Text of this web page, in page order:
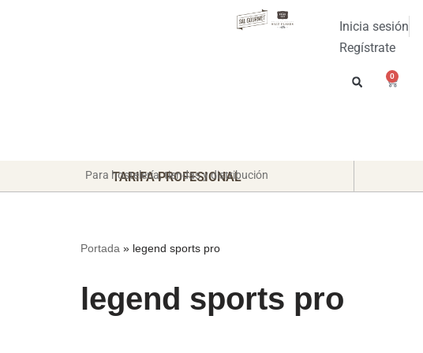
Inicia sesión
Regístrate
0
TARIFA PROFESIONAL
Para hostelería, tiendas y distribución
Portada » legend sports pro
legend sports pro